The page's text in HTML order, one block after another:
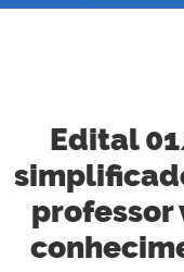
Edital
professor